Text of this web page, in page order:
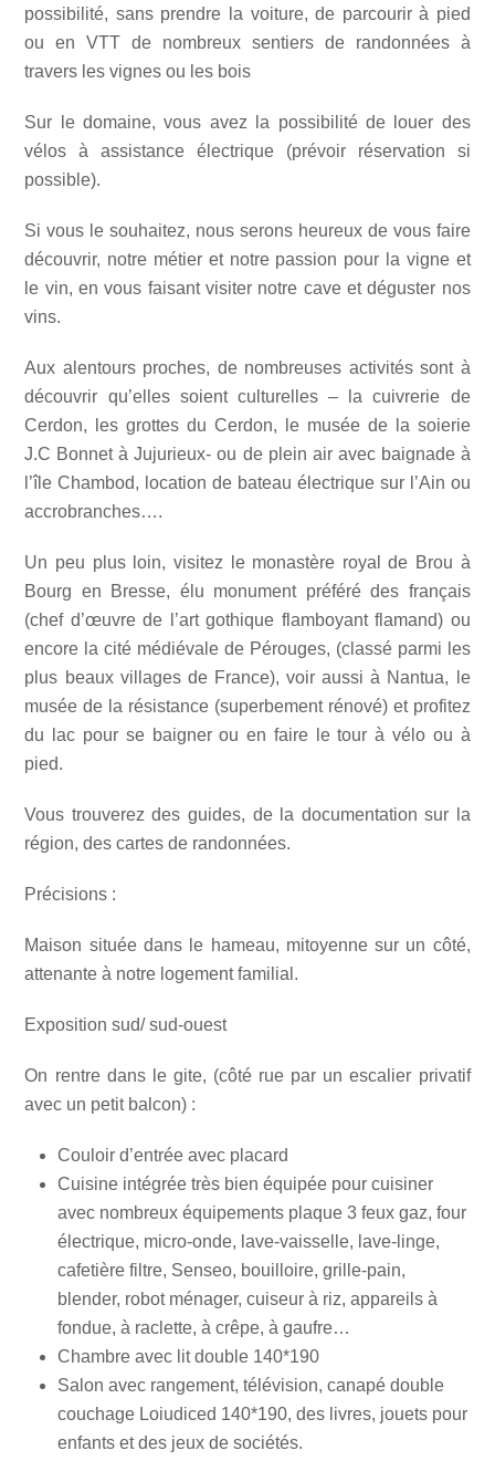
possibilité, sans prendre la voiture, de parcourir à pied
ou en VTT de nombreux sentiers de randonnées à
travers les vignes ou les bois
Sur le domaine, vous avez la possibilité de louer des
vélos à assistance électrique (prévoir réservation si
possible).
Si vous le souhaitez, nous serons heureux de vous faire
découvrir, notre métier et notre passion pour la vigne et
le vin, en vous faisant visiter notre cave et déguster nos
vins.
Aux alentours proches, de nombreuses activités sont à
découvrir qu’elles soient culturelles – la cuivrerie de
Cerdon, les grottes du Cerdon, le musée de la soierie
J.C Bonnet à Jujurieux- ou de plein air avec baignade à
l’île Chambod, location de bateau électrique sur l’Ain ou
accrobranches….
Un peu plus loin, visitez le monastère royal de Brou à
Bourg en Bresse, élu monument préféré des français
(chef d’œuvre de l’art gothique flamboyant flamand) ou
encore la cité médiévale de Pérouges, (classé parmi les
plus beaux villages de France), voir aussi à Nantua, le
musée de la résistance (superbement rénové) et profitez
du lac pour se baigner ou en faire le tour à vélo ou à
pied.
Vous trouverez des guides, de la documentation sur la
région, des cartes de randonnées.
Précisions :
Maison située dans le hameau, mitoyenne sur un côté,
attenante à notre logement familial.
Exposition sud/ sud-ouest
On rentre dans le gite, (côté rue par un escalier privatif
avec un petit balcon) :
Couloir d’entrée avec placard
Cuisine intégrée très bien équipée pour cuisiner
avec nombreux équipements plaque 3 feux gaz, four
électrique, micro-onde, lave-vaisselle, lave-linge,
cafetière filtre, Senseo, bouilloire, grille-pain,
blender, robot ménager, cuiseur à riz, appareils à
fondue, à raclette, à crêpe, à gaufre…
Chambre avec lit double 140*190
Salon avec rangement, télévision, canapé double
couchage Loiudiced 140*190, des livres, jouets pour
enfants et des jeux de sociétés.